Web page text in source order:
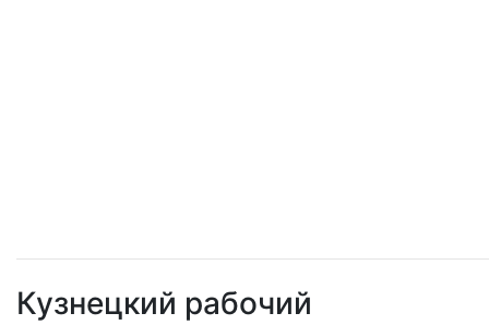
Кузнецкий рабочий